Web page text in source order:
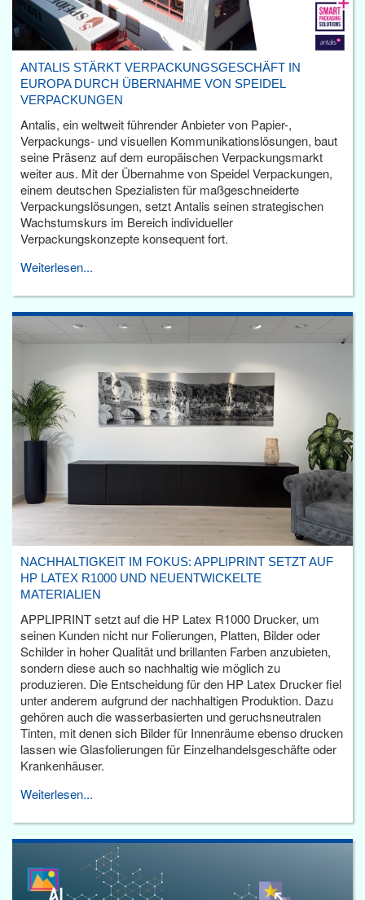
ANTALIS STÄRKT VERPACKUNGSGESCHÄFT IN
EUROPA DURCH ÜBERNAHME VON SPEIDEL
VERPACKUNGEN
Antalis, ein weltweit führender Anbieter von Papier-,
Verpackungs- und visuellen Kommunikationslösungen, baut
seine Präsenz auf dem europäischen Verpackungsmarkt
weiter aus. Mit der Übernahme von Speidel Verpackungen,
einem deutschen Spezialisten für maßgeschneiderte
Verpackungslösungen, setzt Antalis seinen strategischen
Wachstumskurs im Bereich individueller
Verpackungskonzepte konsequent fort.
Weiterlesen...
NACHHALTIGKEIT IM FOKUS: APPLIPRINT SETZT AUF
HP LATEX R1000 UND NEUENTWICKELTE
MATERIALIEN
APPLIPRINT setzt auf die HP Latex R1000 Drucker, um
seinen Kunden nicht nur Folierungen, Platten, Bilder oder
Schilder in hoher Qualität und brillanten Farben anzubieten,
sondern diese auch so nachhaltig wie möglich zu
produzieren. Die Entscheidung für den HP Latex Drucker fiel
unter anderem aufgrund der nachhaltigen Produktion. Dazu
gehören auch die wasserbasierten und geruchsneutralen
Tinten, mit denen sich Bilder für Innenräume ebenso drucken
lassen wie Glasfolierungen für Einzelhandelsgeschäfte oder
Krankenhäuser.
Weiterlesen...